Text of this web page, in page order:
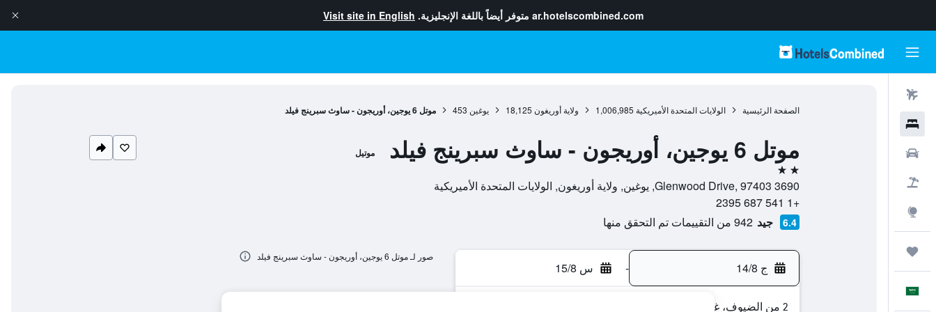
ar.hotelscombined.com متوفر أيضاً باللغة الإنجليزية. Visit site in English
الصفحة الرئيسية الولايات المتحدة الأميريكية 1,006,985 ولاية أوريغون 18,125 يوغين 453 موتل 6 يوجين، أوريجون - ساوث سبرينج فيلد
موتل 6 يوجين، أوريجون - ساوث سبرينج فيلد موتيل
2 نجمتين
3690 Glenwood Drive, 97403, يوغين, ولاية أوريغون, الولايات المتحدة الأميريكية
+1 541 687 2395
6.4 جيد 942 من التقييمات تم التحقق منها
ج 14/8 - س 15/8
2 من الضيوف، غرفة واحدة
صور لـ موتل 6 يوجين، أوريجون - ساوث سبرينج فيلد